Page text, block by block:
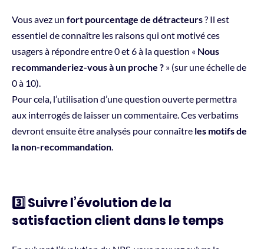
Vous avez un fort pourcentage de détracteurs? Il est
essentiel de connaître les raisons qui ont motivé ces
usagers à répondre entre 0 et 6 à la question « Nous
recommanderiez-vous à un proche ? » (sur une échelle de
0 à 10).
Pour cela, l’utilisation d’une question ouverte permettra
aux interrogés de laisser un commentaire. Ces verbatims
devront ensuite être analysés pour connaître les motifs de
la non-recommandation.
3️⃣ Suivre l’évolution de la
satisfaction client dans le temps